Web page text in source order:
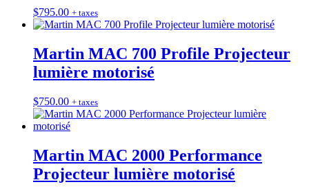
$795.00 + taxes
Martin MAC 700 Profile Projecteur
lumière motorisé
$750.00 + taxes
Martin MAC 2000 Performance
Projecteur lumière motorisé